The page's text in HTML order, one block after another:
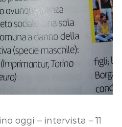
oggi – intervista – 11